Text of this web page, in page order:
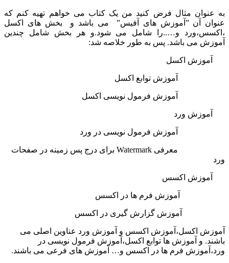
به عنوان مثال فرض کنید من یک کتاب می خواهم تهیه کنم که
عنوان آن ”آموزش های آفیس” می باشد و بخش های اکسل
،اکسس،ورد و…..را شامل می شود.و هر بخش شامل چندین
آموزش می باشد. پس به طور خلاصه شد:
آموزش اکسل
آموزش توابع اکسل
آموزش فرمول نویسی اکسل
آموزش ورد
آموزش فرمول نویسی در ورد
معرفی Watermark برای درج پس زمینه در صفحات
ورد
آموزش اکسس
آموزش فرم ها در اکسس
آموزش گزارش گیری در اکسس
آموزش اکسل،آموزش اکسس و آموزش ورد عناوین اصلی می
باشند. و آموزش ها توابع اکسل،آموزش فرمول نویسی در
ورد،آموزش فرم ها در اکسس و… آموزش های فرعی می باشند.